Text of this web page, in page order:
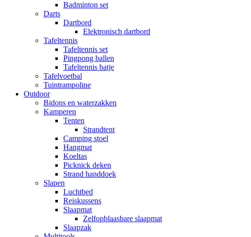
Badminton set
Darts
Dartbord
Elektronisch dartbord
Tafeltennis
Tafeltennis set
Pingpong ballen
Tafeltennis batje
Tafelvoetbal
Tuintrampoline
Outdoor
Bidons en waterzakken
Kamperen
Tenten
Strandtent
Camping stoel
Hangmat
Koeltas
Picknick deken
Strand handdoek
Slapen
Luchtbed
Reiskussens
Slaapmat
Zelfopblaasbare slaapmat
Slaapzak